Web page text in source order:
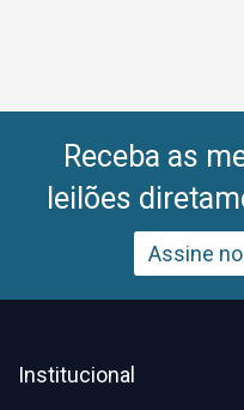
Receba as
leilões
Assine
Institucional